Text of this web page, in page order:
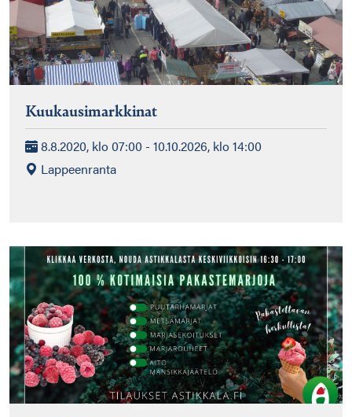
Kuukausimarkkinat
8.8.2020, klo 07:00 - 10.10.2026, klo 14:00
Lappeenranta